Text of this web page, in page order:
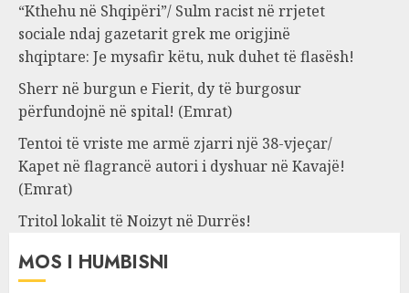
“Kthehu në Shqipëri”/ Sulm racist në rrjetet
sociale ndaj gazetarit grek me origjinë
shqiptare: Je mysafir këtu, nuk duhet të flasësh!
Sherr në burgun e Fierit, dy të burgosur
përfundojnë në spital! (Emrat)
Tentoi të vriste me armë zjarri një 38-vjeçar/
Kapet në flagrancë autori i dyshuar në Kavajë!
(Emrat)
Tritol lokalit të Noizyt në Durrës!
MOS I HUMBISNI